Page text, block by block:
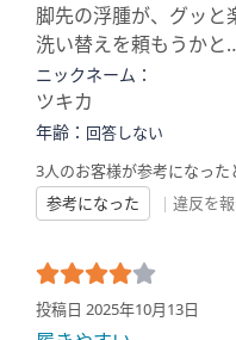
脚先の浮腫が、グッと
洗い替えを頼もうかと
ニックネーム：
ツキカ
年齢： 回答しない
3人のお客様が参考になった
参考になった
| 違反を
投稿日 2025年10月13日